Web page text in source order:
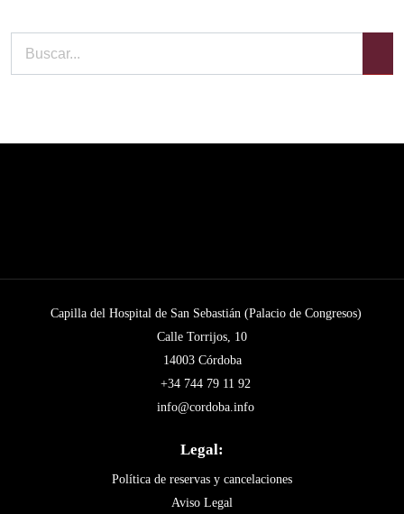
Capilla del Hospital de San Sebastián (Palacio de Congresos)
Calle Torrijos, 10
14003 Córdoba
+34 744 79 11 92
info@cordoba.info
Legal:
Política de reservas y cancelaciones
Aviso Legal